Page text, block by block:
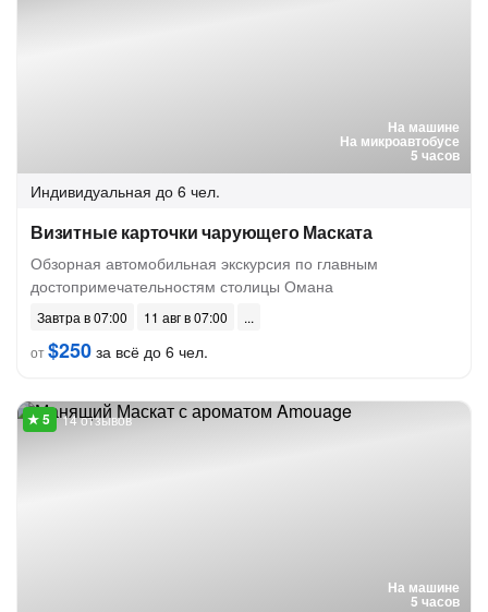
На машине
На микроавтобусе
5 часов
Индивидуальная до 6 чел.
Визитные карточки чарующего Маската
Обзорная автомобильная экскурсия по главным
достопримечательностям столицы Омана
Завтра в 07:00
11 авг в 07:00
от$250 за всё до 6 чел.
На машине
5 часов
14 отзывов